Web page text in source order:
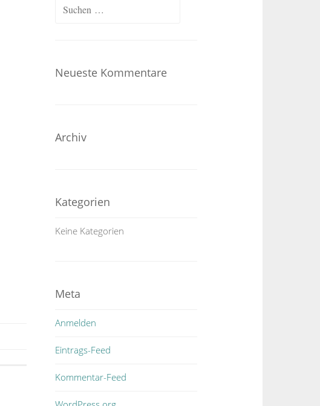
Neueste Kommentare
Archiv
Kategorien
Keine Kategorien
Meta
Anmelden
Eintrags-Feed
Kommentar-Feed